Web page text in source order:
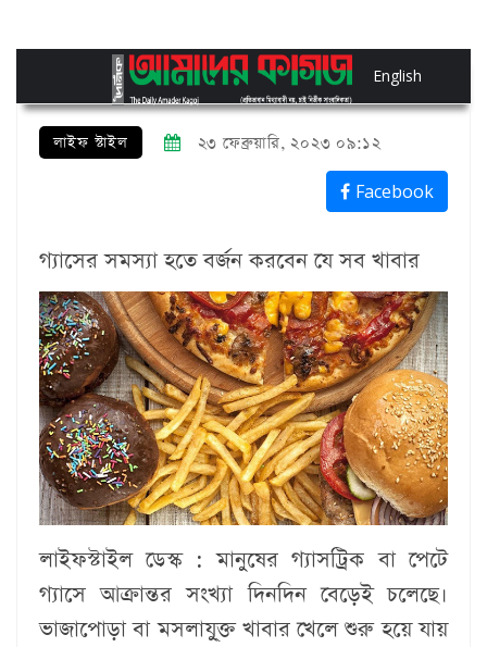
English
লাইফ স্টাইল ২৩ ফেব্রুয়ারি, ২০২৩ ০৯:১২
Facebook
গ্যাসের সমস্যা হতে বর্জন করবেন যে সব খাবার
লাইফস্টাইল ডেস্ক :মানুষের গ্যাসট্রিক বা পেটে
গ্যাসে আক্রান্তর সংখ্যা দিনদিন বেড়েই চলেছে।
ভাজাপোড়া বা মসলাযু্ক্ত খাবার খেলে শুরু হয়ে যায়